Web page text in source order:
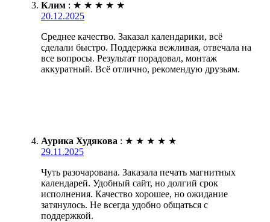
Клим : ★ ★ ★ ★ ★
20.12.2025
Среднее качество. Заказал календарики, всё
сделали быстро. Поддержка вежливая, отвечала на
все вопросы. Результат порадовал, монтаж
аккуратный. Всё отлично, рекомендую друзьям.
Аурика Худякова : ★ ★ ★ ★ ★
29.11.2025
Чуть разочарована. Заказала печать магнитных
календарей. Удобный сайт, но долгий срок
исполнения. Качество хорошее, но ожидание
затянулось. Не всегда удобно общаться с
поддержкой.